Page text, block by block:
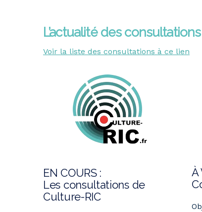
L’actualité des
Voir la liste des consultations à ce lien
EN COURS :
Les consultations de
Culture-RIC
À